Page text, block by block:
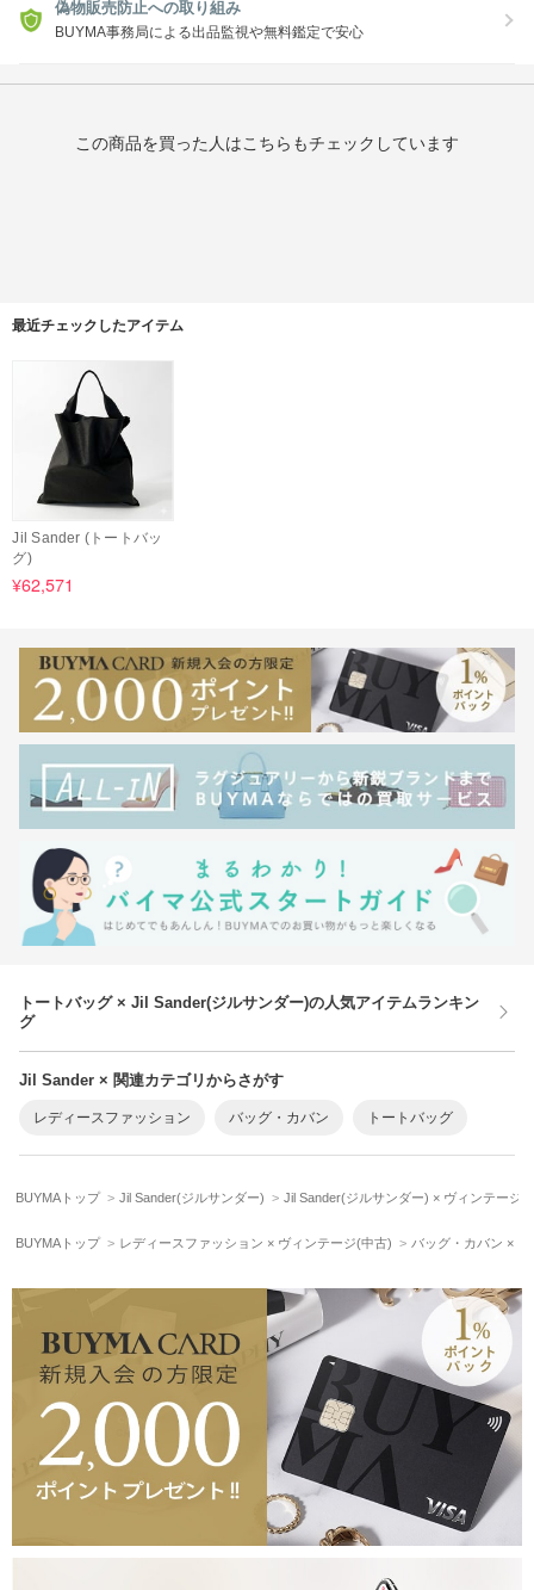
偽物販売防止への取り組み
BUYMA事務局による出品監視や無料鑑定で安心
この商品を買った人はこちらもチェックしています
最近チェックしたアイテム
Jil Sander (トートバッ
グ)
¥62,571
トートバッグ × Jil Sander(ジルサンダー)の人気アイテムランキン
グ
Jil Sander × 関連カテゴリからさがす
レディースファッション バッグ・カバン トートバッグ
BUYMAトップ Jil Sander(ジルサンダー) Jil Sander(ジルサンダー) × ヴィンテージ
BUYMAトップ レディースファッション × ヴィンテージ(中古) バッグ・カバン ×